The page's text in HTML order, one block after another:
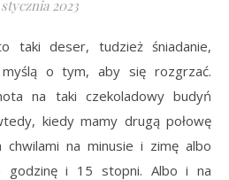
2023
taki deser, tudzież śniadanie,
o tym, aby się rozgrzać.
na taki czekoladowy budyń
kiedy mamy drugą połowę
na minusie i zimę albo
godzinę i 15 stopni. Albo i na